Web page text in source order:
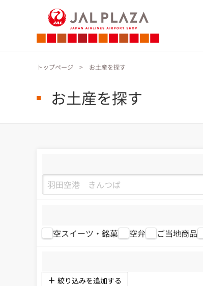
トップページ お土産を探す
お土産を探す
空スイーツ・銘菓
空弁 ご当地商品
絞り込みを追加する